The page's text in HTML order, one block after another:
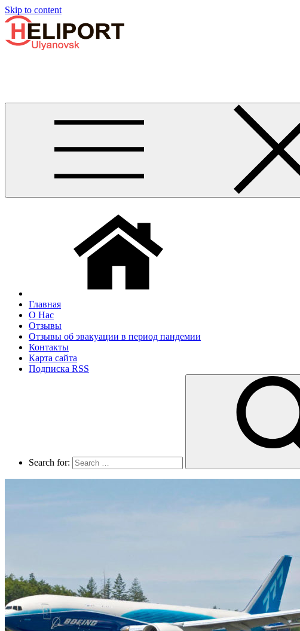
Skip to content
Главная
О Нас
Отзывы
Отзывы об эвакуации в период пандемии
Контакты
Карта сайта
Подписка RSS
Search for: